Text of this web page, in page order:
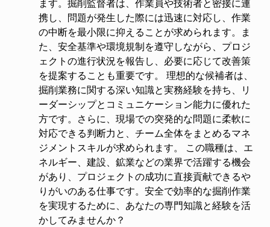
ます。掘削監督者は、作業員や技術者と密接に連
携し、問題が発生した際には迅速に対応し、作業
の中断を最小限に抑えることが求められます。ま
た、安全基準や環境規制を遵守しながら、プロジ
ェクトの進行状況を報告し、必要に応じて改善策
を提案することも重要です。 理想的な候補者は、
掘削業務に関する深い知識と実務経験を持ち、リ
ーダーシップとコミュニケーション能力に優れた
方です。さらに、現場での突発的な問題に柔軟に
対応できる判断力と、チーム全体をまとめるマネ
ジメントスキルが求められます。 この職種は、エ
ネルギー、建設、鉱業などの業界で活躍する機会
があり、プロジェクトの成功に直接貢献できるや
りがいのある仕事です。安全で効率的な掘削作業
を実現するために、あなたの専門知識と経験を活
かしてみませんか？